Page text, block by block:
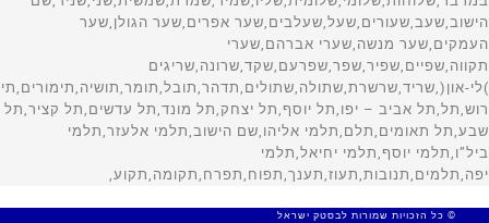
© כל הזכויות שמורות לבסטק ישראל